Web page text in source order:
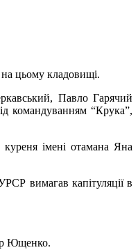
цьому кладовищі.
Павло Гарячий
командуванням “Крука”,
імені отамана Яна
вимагав капітуляції в
Ющенко.